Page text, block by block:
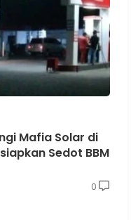
Mafia Solar di
Sedot BBM
0